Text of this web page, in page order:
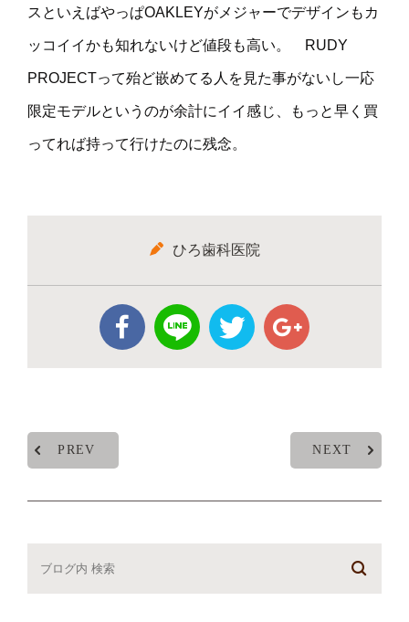
スといえばやっぱOAKLEYがメジャーでデザインもカ
ッコイイかも知れないけど値段も高い。 RUDY
PROJECTって殆ど嵌めてる人を見た事がないし一応
限定モデルというのが余計にイイ感じ、もっと早く買
ってれば持って行けたのに残念。
ひろ歯科医院
PREV NEXT